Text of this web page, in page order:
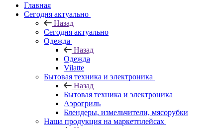
Главная
Сегодня актуально
Назад
Сегодня актуально
Одежда
Назад
Одежда
Vilatte
Бытовая техника и электроника
Назад
Бытовая техника и электроника
Аэрогриль
Блендеры, измельчители, мясорубки
Наша продукция на маркетплейсах